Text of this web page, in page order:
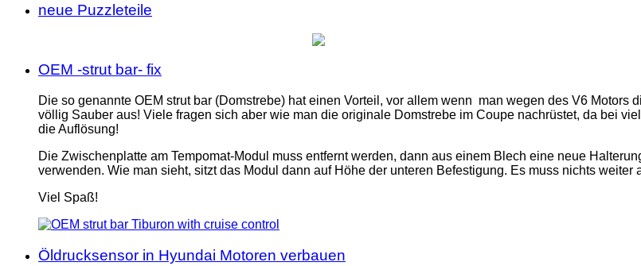
neue Puzzleteile
OEM -strut bar- fix
Die so genannte OEM strut bar (Domstrebe) hat einen Vorteil, vor allem wenn man wegen des V6 Motors
völlig Sauber aus! Viele fragen sich aber wie man die originale Domstrebe im Coupe nachrüstet, da bei
die Auflösung!
Die Zwischenplatte am Tempomat-Modul muss entfernt werden, dann aus einem Blech eine neue
verwenden. Wie man sieht, sitzt das Modul dann auf Höhe der unteren Befestigung. Es muss nichts
Viel Spaß!
Öldrucksensor in Hyundai Motoren verbauen